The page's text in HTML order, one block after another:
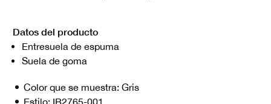
Datos del producto
Entresuela de espuma
Suela de goma
Color que se muestra: Gris
Estilo: IB2765-001